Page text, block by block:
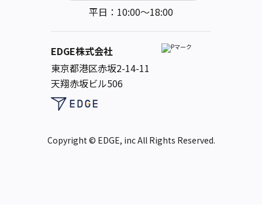
平日：10:00～18:00
EDGE株式会社
東京都港区赤坂2-14-11
天翔赤坂ビル506
Copyright © EDGE, inc All Rights Reserved.